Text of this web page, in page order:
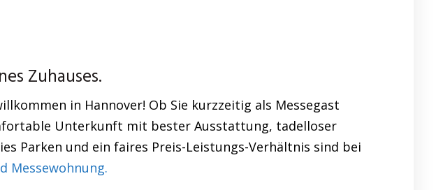
Zuhauses.
in Hannover! Ob Sie kurzzeitig als Messegast
Unterkunft mit bester Ausstattung, tadelloser
Parken und ein faires Preis-Leistungs-Verhältnis sind bei
Messewohnung.